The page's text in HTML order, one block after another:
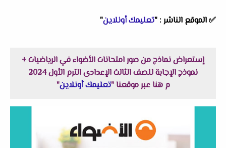
✅ الموقع الناشر : "تعليمك أونلاين"
إستعراض نماذج من صور امتحانات الأضواء في الرياضيات +
نموذج الإجابة للصف الثالث الإعدادى الترم الأول 2024
م هنا عبر موقعنا "تعليمك أونلاين"